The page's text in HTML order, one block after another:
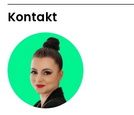
Kontakt